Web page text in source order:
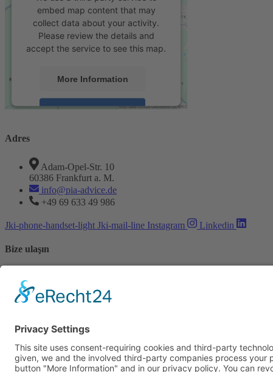
embed map content that may
collect data about your activity.
Please review the details and
accept the service to see this map.
More Information
Accept
Adres
Adam-Opel-Str. 10
60386 Frankfurt a. M.
info@pia-advice.de
+49 69 633 49 986
Jki-phone-handset-light Jki-mail-line Instagram Linkedin
Bize ulaşın
Nachname
Wie haben Sie uns gefunden?
Anliegen